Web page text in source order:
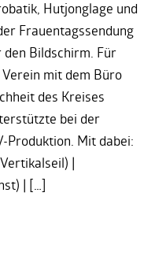
Hutjonglage und
Frauentagssendung
den Bildschirm. Für
mit dem Büro
des Kreises
bei der
Produktion. Mit dabei:
|
| […]